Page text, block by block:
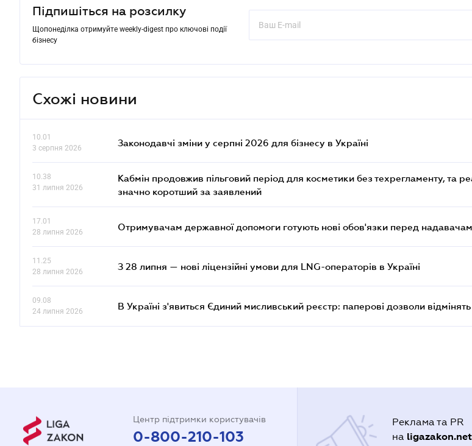
Підпишіться на розсилку
Щопонеділка отримуйте weekly-digest про ключові події
бізнесу
Схожі новини
10.01
3 серпня 2026
Законодавчі зміни у серпні 2026 для бізнесу в Україні
10.38
31 липня 2026
Кабмін продовжив пільговий період для косметики без техрегламенту, та
значно коротший за заявлений
17.01
28 липня 2026
Отримувачам державної допомоги готують нові обов'язки перед
11.25
28 липня 2026
З 28 липня — нові ліцензійні умови для LNG-операторів в Україні
09.08
24 липня 2026
В Україні з'явиться Єдиний мисливський реєстр: паперові дозволи відмінять
Центр підтримки користувачів
0-800-210-103
Реклама та PR
на ligazakon.net